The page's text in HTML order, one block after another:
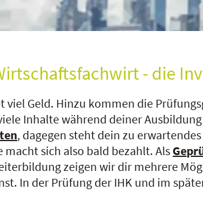
- die
Geld. Hinzu kommen die
Inhalte während deiner
, dagegen steht dein zu
sich also bald bezahlt. Als
zeigen wir dir mehrere
In der Prüfung der IHK und im